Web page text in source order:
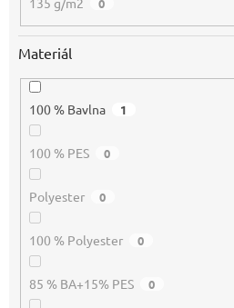
Materiál
100 % Bavlna 1
100 % PES 0
Polyester 0
100 % Polyester 0
85 % BA+15% PES 0